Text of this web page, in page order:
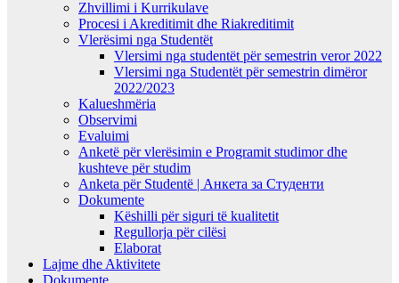
Zhvillimi i Kurrikulave
Procesi i Akreditimit dhe Riakreditimit
Vlerësimi nga Studentët
Vlersimi nga studentët për semestrin veror 2022
Vlersimi nga Studentët për semestrin dimëror
2022/2023
Kalueshmëria
Observimi
Evaluimi
Anketë për vlerësimin e Programit studimor dhe
kushteve për studim
Anketa për Studentë | Анкета за Студенти
Dokumente
Këshilli për siguri të kualitetit
Regullorja për cilësi
Elaborat
Lajme dhe Aktivitete
Dokumente